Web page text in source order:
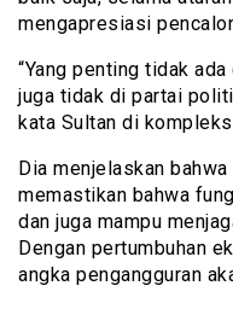
mengapresiasi
“Yang penting tidak
juga tidak di partai
kata Sultan di
Dia menjelaskan
memastikan bahwa
dan juga mampu
Dengan pertumbuhan
angka pengangguran